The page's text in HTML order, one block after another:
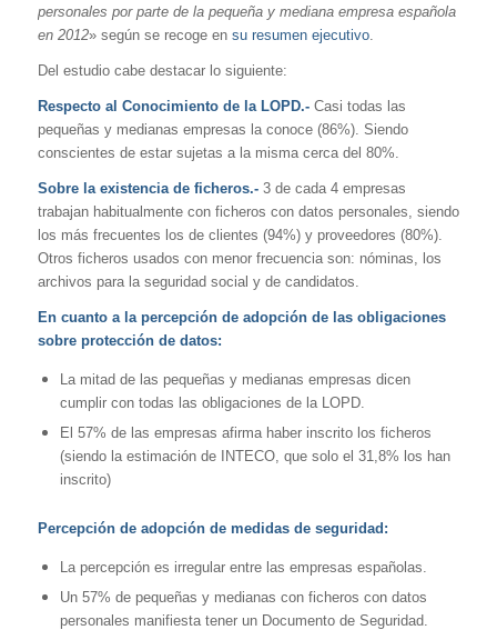
personales por parte de la pequeña y mediana empresa española
en 2012» según se recoge en su resumen ejecutivo.
Del estudio cabe destacar lo siguiente:
Respecto al Conocimiento de la LOPD.- Casi todas las
pequeñas y medianas empresas la conoce (86%). Siendo
conscientes de estar sujetas a la misma cerca del 80%.
Sobre la existencia de ficheros.- 3 de cada 4 empresas
trabajan habitualmente con ficheros con datos personales, siendo
los más frecuentes los de clientes (94%) y proveedores (80%).
Otros ficheros usados con menor frecuencia son: nóminas, los
archivos para la seguridad social y de candidatos.
En cuanto a la percepción de adopción de las obligaciones
sobre protección de datos:
La mitad de las pequeñas y medianas empresas dicen
cumplir con todas las obligaciones de la LOPD.
El 57% de las empresas afirma haber inscrito los ficheros
(siendo la estimación de INTECO, que solo el 31,8% los han
inscrito)
Percepción de adopción de medidas de seguridad:
La percepción es irregular entre las empresas españolas.
Un 57% de pequeñas y medianas con ficheros con datos
personales manifiesta tener un Documento de Seguridad.